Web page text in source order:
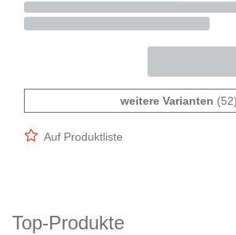
weitere Varianten (52)
Auf Produktliste
Top-Produkte